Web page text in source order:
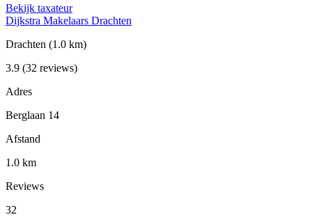
Bekijk taxateur
Dijkstra Makelaars Drachten
Drachten (1.0 km)
3.9 (32 reviews)
Adres
Berglaan 14
Afstand
1.0 km
Reviews
32